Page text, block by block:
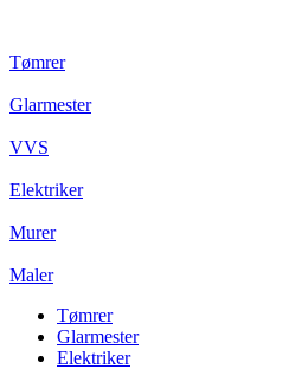
Tømrer
Glarmester
VVS
Elektriker
Murer
Maler
Tømrer
Glarmester
Elektriker